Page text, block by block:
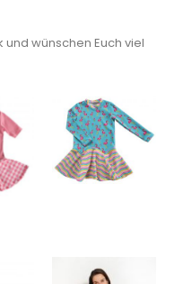
wünschen Euch viel